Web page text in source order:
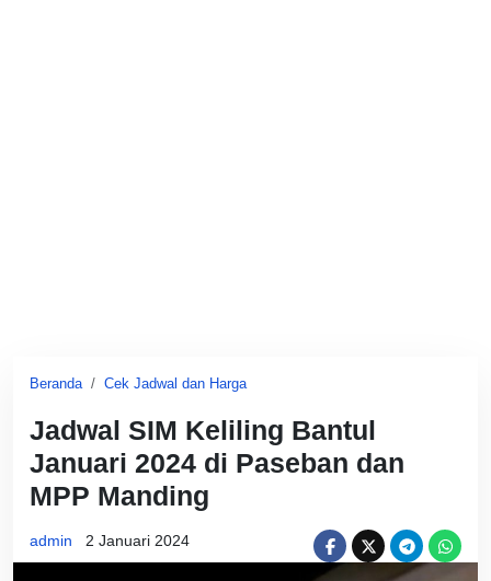
Beranda Cek Jadwal dan Harga
Jadwal SIM Keliling Bantul
Januari 2024 di Paseban dan
MPP Manding
admin 2 Januari 2024